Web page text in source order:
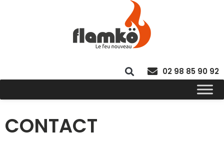
02 98 85 90 92
CONTACT